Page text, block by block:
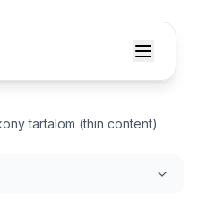
tartalom (thin content)